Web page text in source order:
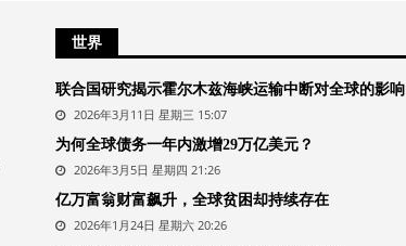
世界
联合国研究揭示霍尔木兹海峡运输中断对全球的影响
2026年3月11日 星期三 15:07
为何全球债务一年内激增29万亿美元？
2026年3月5日 星期四 21:26
亿万富翁财富飙升，全球贫困却持续存在
2026年1月24日 星期六 20:26